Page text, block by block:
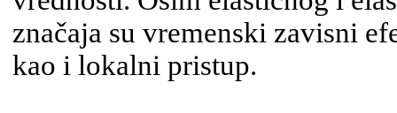
značaja su vremenski zavisni
kao i lokalni pristup.